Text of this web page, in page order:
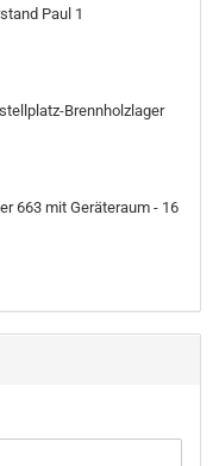
Paul 1
Brennholzlager
663 mit Geräteraum - 16